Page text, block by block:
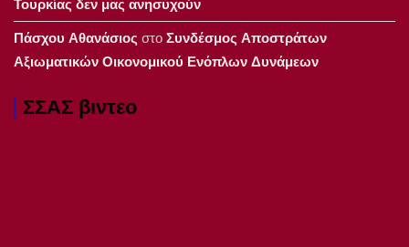
Πάσχου Αθανάσιος στοΣυνδέσμος Αποστράτων
Αξιωματικών Οικονομικού Ενόπλων Δυνάμεων
ΣΣΑΣ βιντεο